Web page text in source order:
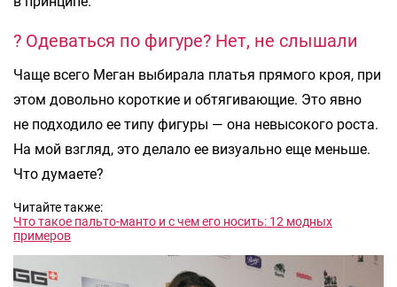
? Одеваться по фигуре? Нет, не слышали
Чаще всего Меган выбирала платья прямого кроя, при
этом довольно короткие и обтягивающие. Это явно
не подходило ее типу фигуры — она невысокого роста.
На мой взгляд, это делало ее визуально еще меньше.
Что думаете?
Читайте также:
Что такое пальто-манто и с чем его носить: 12 модных
примеров